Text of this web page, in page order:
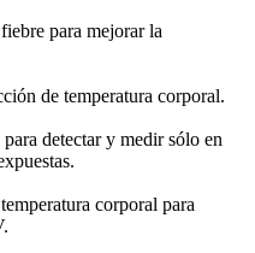
para mejorar la
de temperatura corporal.
detectar y medir sólo en
corporal para